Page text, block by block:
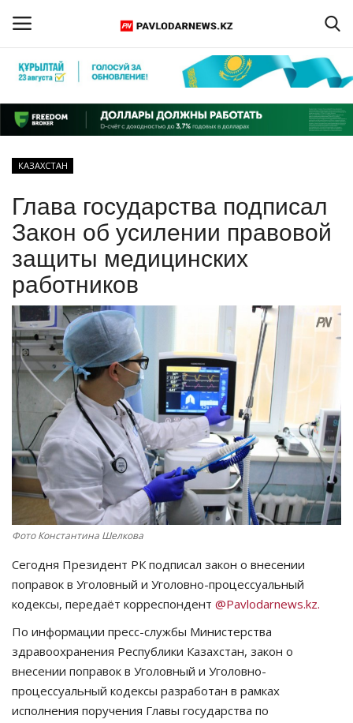
Регистрация
Главная
ПАВЛОДАРСКАЯ ОБЛАСТЬ
КАЗАХСТАН
МИР
СПЕЦПРОЕКТЫ
СПОРТ
Чек-лист
РАЗВЛЕЧЕНИЯ
OFFICIAL
Курултай
Язык
Қазақша Русский
КАЗАХСТАН
Глава государства подписал
Закон об усилении правовой
защиты медицинских
работников
Фото Константина Шелкова
Сегодня Президент РК подписал закон о внесении
поправок в Уголовный и Уголовно-процессуальный
кодексы, передаёт корреспондент @Pavlodarnews.kz.
По информации пресс-службы Министерства
здравоохранения Республики Казахстан, закон о
внесении поправок в Уголовный и Уголовно-
процессуальный кодексы разработан в рамках
исполнения поручения Главы государства по